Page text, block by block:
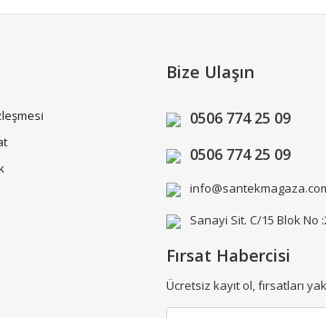
Bize Ulaşın
0506 774 25 09
0506 774 25 09
Sanayi Sit. C/15 Blok No
Fırsat Habercisi
Ücretsiz kayıt ol, fırsatları